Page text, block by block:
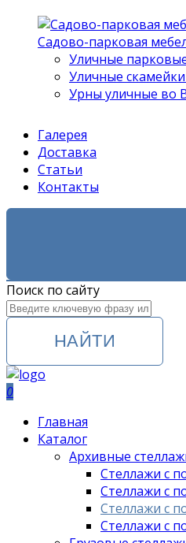
Садово-парковая
Уличные
Уличные
Урны уличные во
Галерея
Доставка
Статьи
Контакты
Поиск по сайту
НАЙТИ
0
Главная
Каталог
Архивные
Стеллажи с
Стеллажи с
Стеллажи с
Стеллажи с